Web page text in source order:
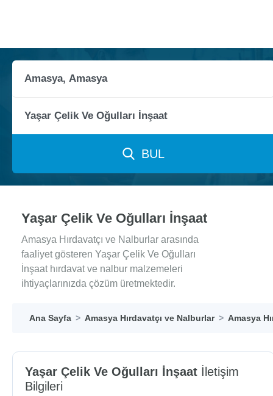
BUL
Yaşar Çelik Ve Oğulları İnşaat
Amasya Hırdavatçı ve Nalburlar arasında
faaliyet gösteren Yaşar Çelik Ve Oğulları
İnşaat hırdavat ve nalbur malzemeleri
ihtiyaçlarınızda çözüm üretmektedir.
Ana Sayfa Amasya Hırdavatçı ve Nalburlar Amasya
Yaşar Çelik Ve Oğulları İnşaat İletişim
Bilgileri